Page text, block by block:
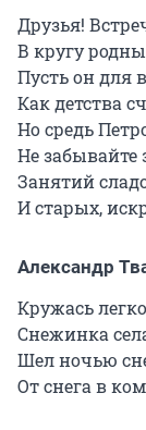
Друзья!
В кругу
Пусть он для
Как детства
Но средь
Не забывайте
Занятий
И старых,
Александр
Кружась
Снежинка
Шел ночью
От снега в